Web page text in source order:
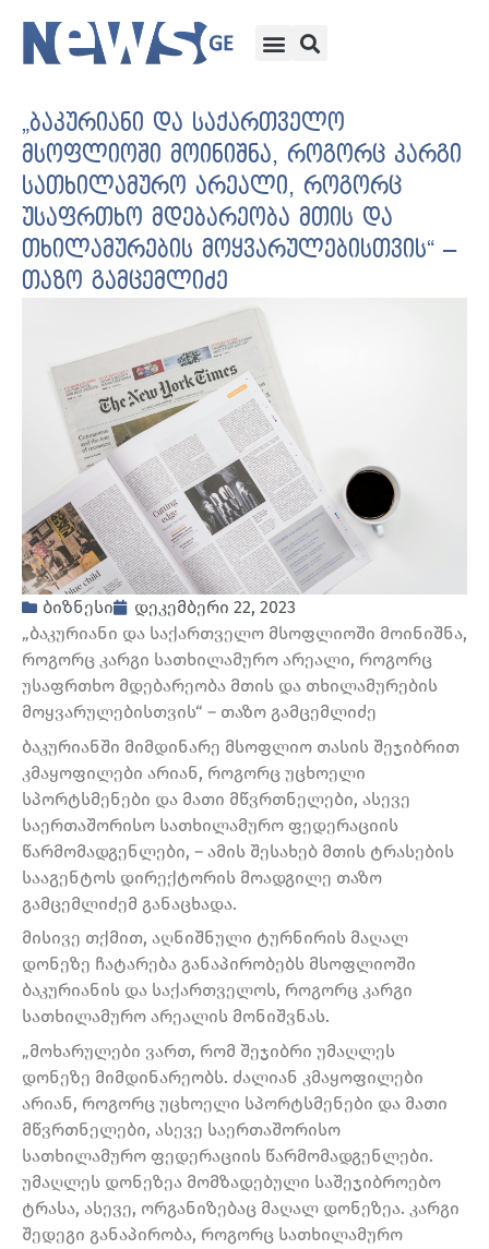
„ბაკურიანი და საქართველო
მსოფლიოში მოინიშნა, როგორც კარგი
სათხილამურო არეალი, როგორც
უსაფრთხო მდებარეობა მთის და
თხილამურების მოყვარულებისთვის“ –
თაზო გამცემლიძე
ბიზნესი
დეკემბერი 22, 2023
„ბაკურიანი და საქართველო მსოფლიოში მოინიშნა,
როგორც კარგი სათხილამურო არეალი, როგორც
უსაფრთხო მდებარეობა მთის და თხილამურების
მოყვარულებისთვის“ – თაზო გამცემლიძე
ბაკურიანში მიმდინარე მსოფლიო თასის შეჯიბრით
კმაყოფილები არიან, როგორც უცხოელი
სპორტსმენები და მათი მწვრთნელები, ასევე
საერთაშორისო სათხილამურო ფედერაციის
წარმომადგენლები, – ამის შესახებ მთის ტრასების
სააგენტოს დირექტორის მოადგილე თაზო
გამცემლიძემ განაცხადა.
მისივე თქმით, აღნიშნული ტურნირის მაღალ
დონეზე ჩატარება განაპირობებს მსოფლიოში
ბაკურიანის და საქართველოს, როგორც კარგი
სათხილამურო არეალის მონიშვნას.
„მოხარულები ვართ, რომ შეჯიბრი უმაღლეს
დონეზე მიმდინარეობს. ძალიან კმაყოფილები
არიან, როგორც უცხოელი სპორტსმენები და მათი
მწვრთნელები, ასევე საერთაშორისო
სათხილამურო ფედერაციის წარმომადგენლები.
უმაღლეს დონეზეა მომზადებული საშეჯიბროებო
ტრასა, ასევე, ორგანიზებაც მაღალ დონეზეა. კარგი
შედეგი განაპირობა, როგორც სათხილამურო